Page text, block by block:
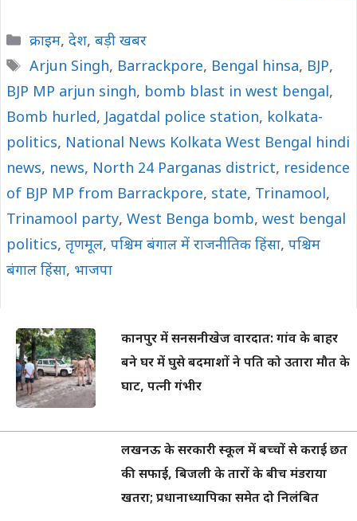
Categories
क्राइम, देश, बड़ी खबर
Tags
Arjun Singh, Barrackpore, Bengal hinsa, BJP,
BJP MP arjun singh, bomb blast in west bengal,
Bomb hurled,Jagatdal police station, kolkata-
politics, National News Kolkata West Bengal hindi
news, news, North 24 Parganas district, residence
of BJP MP from Barrackpore, state, Trinamool,
Trinamool party, West Benga bomb, west bengal
politics, तृणमूल, पश्चिम बंगाल में राजनीतिक हिंसा, पश्चिम
बंगाल हिंसा, भाजपा
कानपुर में सनसनीखेज वारदात: गांव के बाहर
बने घर में घुसे बदमाशों ने पति को उतारा मौत के
घाट, पत्नी गंभीर
लखनऊ के सरकारी स्कूल में बच्चों से कराई छत
की सफाई, बिजली के तारों के बीच मंडराया
खतरा; प्रधानाध्यापिका समेत दो निलंबित